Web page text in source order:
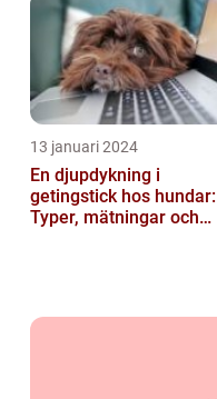
13 januari 2024
En djupdykning i
getingstick hos hundar:
Typer, mätningar och